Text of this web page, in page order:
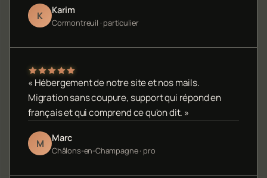
K Karim
Cormontreuil · particulier
« Hébergement de notre site et nos mails.
Migration sans coupure, support qui répond en
français et qui comprend ce qu'on dit. »
M Marc
Châlons-en-Champagne · pro